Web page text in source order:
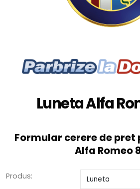
Luneta Alfa
Formular cerere de pret
Alfa Romeo
Produs: